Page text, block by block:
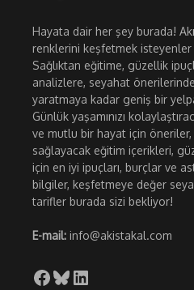
Hayata dair her şey burada!
renklerini keşfetmek
Sağlıktan eğitime, güzellik
analizlere, seyahat
yaratmaya kadar geniş bir
Günlük yaşamınızı
ve mutlu bir hayat için öneriler,
sağlayacak eğitim içerikleri,
için en iyi ipuçları, burçlar ve
bilgiler, keşfetmeye değer
tarifler burada sizi bekliyor!
E-mail: info@akistakal.com
Facebook
Bluesky
LinkedIn